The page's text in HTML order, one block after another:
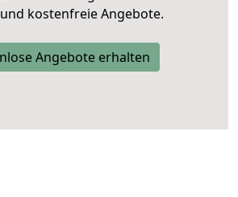
kostenfreie Angebote.
Angebote erhalten